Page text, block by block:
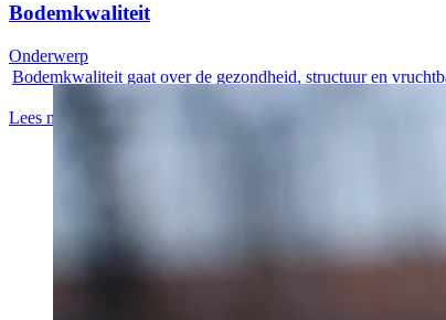
Bodemkwaliteit
Bodemkwaliteit gaat over de gezondheid, structuur en
Lees meer
Onderwerp